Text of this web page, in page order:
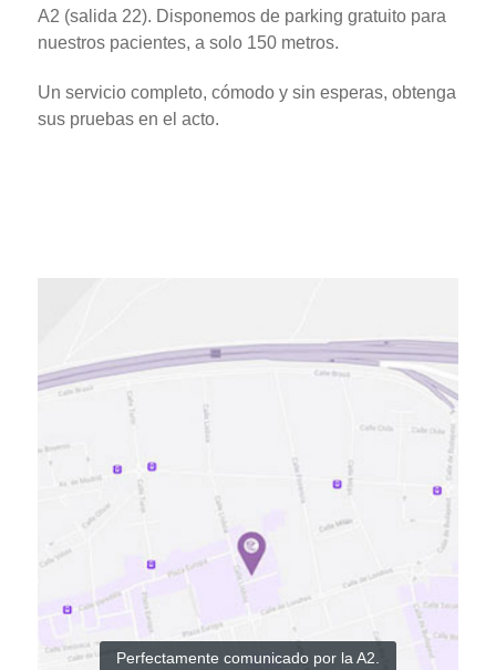
A2 (salida 22). Disponemos de parking gratuito para
nuestros pacientes, a solo 150 metros.
Un servicio completo, cómodo y sin esperas, obtenga
sus pruebas en el acto.
Perfectamente comunicado por la A2.